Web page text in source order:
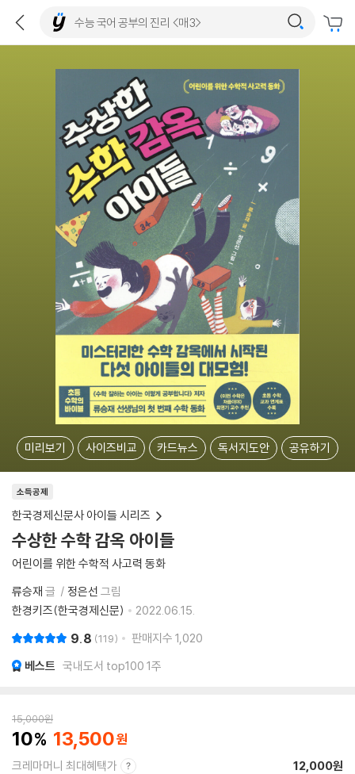
미리보기 사이즈비교 카드뉴스 독서지도안 공유하기
소득공제
한국경제신문사 아이들 시리즈
수상한 수학 감옥 아이들
어린이를 위한 수학적 사고력 동화
류승재 글 정은선 그림
한경키즈(한국경제신문)
2022.06.15.
9.8 119 판매지수 1,020
베스트 국내도서 top100 1주
15,000원
10 13,500
크레마머니 최대혜택가 12,000원